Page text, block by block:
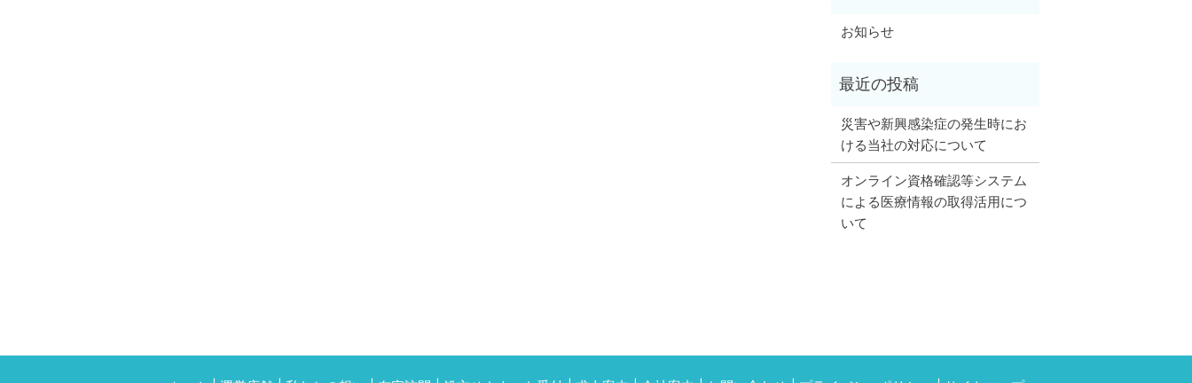
お知らせ
災害や新興感染症の発生時にお
ける当社の対応について
オンライン資格確認等システム
による医療情報の取得活用につ
いて